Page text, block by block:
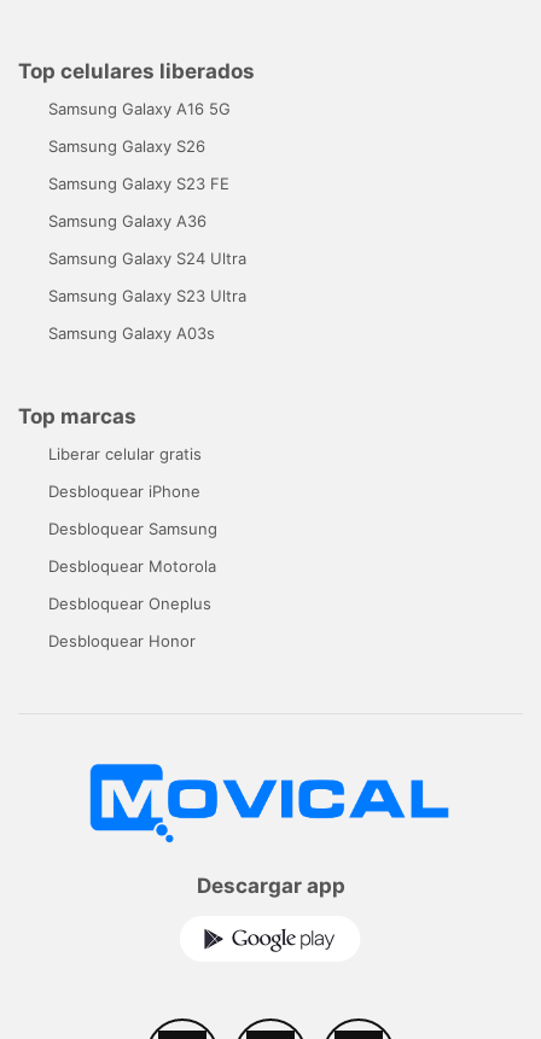
Top celulares liberados
Samsung Galaxy A16 5G
Samsung Galaxy S26
Samsung Galaxy S23 FE
Samsung Galaxy A36
Samsung Galaxy S24 Ultra
Samsung Galaxy S23 Ultra
Samsung Galaxy A03s
Top marcas
Liberar celular gratis
Desbloquear iPhone
Desbloquear Samsung
Desbloquear Motorola
Desbloquear Oneplus
Desbloquear Honor
Descargar app